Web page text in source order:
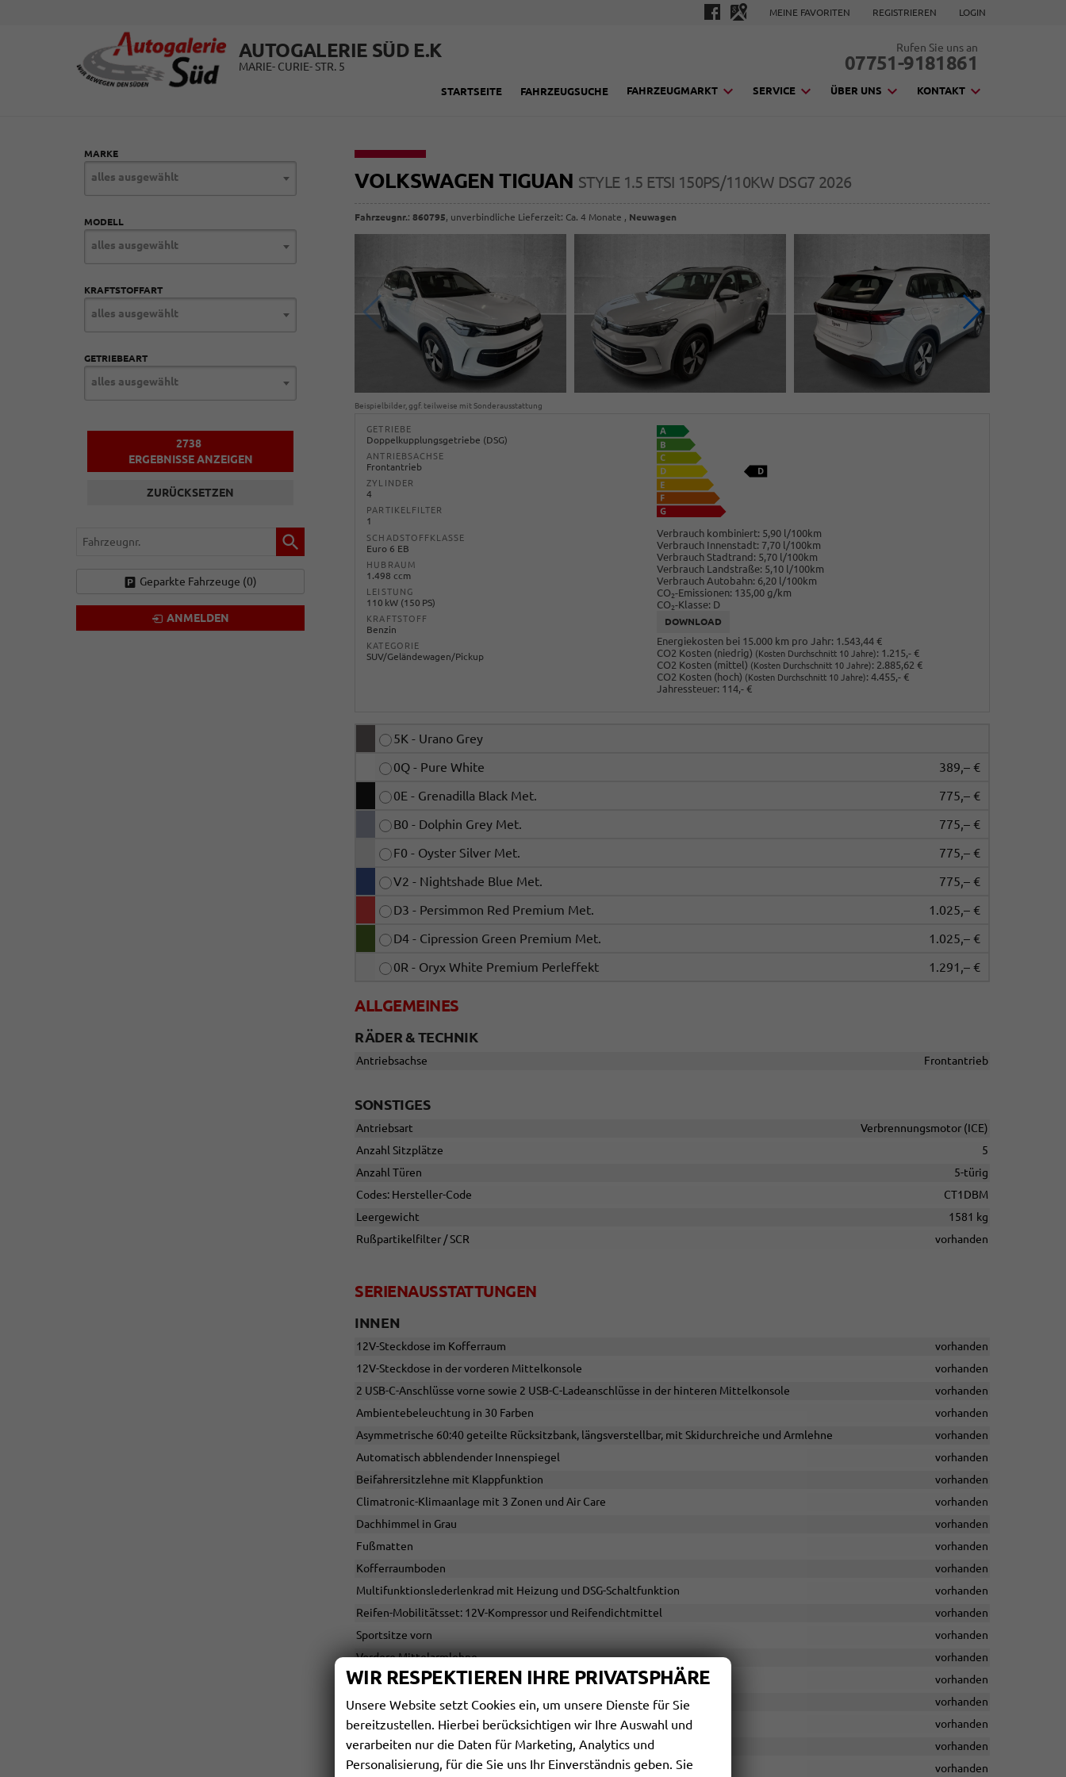
MEINE FAVORITEN REGISTRIEREN LOGIN
AUTOGALERIE SÜD E.K
MARIE- CURIE- STR. 5
Rufen Sie uns an
07751-9181861
STARTSEITE FAHRZEUGSUCHE FAHRZEUGMARKT SERVICE ÜBER UNS KONTAKT
VOLKSWAGEN TIGUAN STYLE 1.5 ETSI 150PS/110KW DSG7 2026
Fahrzeugnr.:860795, unverbindliche Lieferzeit: Ca. 4 Monate , Neuwagen
Beispielbilder, ggf. teilweise mit Sonderausstattung
GETRIEBE
Doppelkupplungsgetriebe (DSG)
ANTRIEBSACHSE
Frontantrieb
ZYLINDER
4
PARTIKELFILTER
1
SCHADSTOFFKLASSE
Euro 6 EB
HUBRAUM
1.498 ccm
LEISTUNG
110 kW (150 PS)
KRAFTSTOFF
Benzin
KATEGORIE
SUV/Geländewagen/Pickup
Verbrauch kombiniert: 5,90 l/100km
Verbrauch Innenstadt: 7,70 l/100km
Verbrauch Stadtrand: 5,70 l/100km
Verbrauch Landstraße: 5,10 l/100km
Verbrauch Autobahn: 6,20 l/100km
CO2-Emissionen: 135,00 g/km
CO2-Klasse: D
DOWNLOAD
Energiekosten bei 15.000 km pro Jahr: 1.543,44 €
CO2 Kosten (niedrig) (Kosten Durchschnitt 10 Jahre): 1.215,- €
CO2 Kosten (mittel) (Kosten Durchschnitt 10 Jahre): 2.885,62 €
CO2 Kosten (hoch) (Kosten Durchschnitt 10 Jahre): 4.455,- €
Jahressteuer: 114,- €
5K - Urano Grey
0Q - Pure White
389,– €
0E - Grenadilla Black Met.
775,– €
B0 - Dolphin Grey Met.
775,– €
F0 - Oyster Silver Met.
775,– €
V2 - Nightshade Blue Met.
775,– €
D3 - Persimmon Red Premium Met.
1.025,– €
D4 - Cipression Green Premium Met.
1.025,– €
0R - Oryx White Premium Perleffekt
1.291,– €
ALLGEMEINES
RÄDER & TECHNIK
Antriebsachse Frontantrieb
SONSTIGES
Antriebsart
Verbrennungsmotor (ICE)
Anzahl Sitzplätze
5
Anzahl Türen
5-türig
Codes: Hersteller-Code
CT1DBM
Leergewicht
1581 kg
Rußpartikelfilter / SCR
vorhanden
SERIENAUSSTATTUNGEN
INNEN
12V-Steckdose im Kofferraum
vorhanden
12V-Steckdose in der vorderen Mittelkonsole
vorhanden
2 USB-C-Anschlüsse vorne sowie 2 USB-C-Ladeanschlüsse in der hinteren Mittelkonsole
vorhanden
Ambientebeleuchtung in 30 Farben
vorhanden
Asymmetrische 60:40 geteilte Rücksitzbank, längsverstellbar, mit Skidurchreiche und Armlehne
vorhanden
Automatisch abblendender Innenspiegel
vorhanden
Beifahrersitzlehne mit Klappfunktion
vorhanden
Climatronic-Klimaanlage mit 3 Zonen und Air Care
vorhanden
Dachhimmel in Grau
vorhanden
Fußmatten
vorhanden
Kofferraumboden
vorhanden
Multifunktionslederlenkrad mit Heizung und DSG-Schaltfunktion
vorhanden
Reifen-Mobilitätsset: 12V-Kompressor und Reifendichtmittel
vorhanden
Sportsitze vorn
vorhanden
Vordere Mittelarmlehne
vorhanden
Vordersitze mit elektrisch einstellbarer Lendenwirbelstütze
vorhanden
Vordersitze mit höhenverstellbarer Einstellung, Fahrersitz ErgoActive
vorhanden
Vordersitze mit Massagefunktion
vorhanden
Vordersitze mit Sitzheizung
vorhanden
Werkzeugset ohne Wagenheber
vorhanden
MARKE
alles ausgewählt
MODELL
alles ausgewählt
KRAFTSTOFFART
alles ausgewählt
GETRIEBEART
alles ausgewählt
2738
ERGEBNISSE ANZEIGEN
ZURÜCKSETZEN
Fahrzeugnr.
Geparkte Fahrzeuge (0)
ANMELDEN
WIR RESPEKTIEREN IHRE PRIVATSPHÄRE
Unsere Website setzt Cookies ein, um unsere Dienste für Sie
bereitzustellen. Hierbei berücksichtigen wir Ihre Auswahl und
verarbeiten nur die Daten für Marketing, Analytics und
Personalisierung, für die Sie uns Ihr Einverständnis geben. Sie